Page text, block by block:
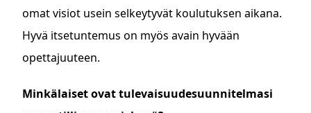
omat visiot usein selkeytyvät koulutuksen aikana.
Hyvä itsetuntemus on myös avain hyvään
opettajuuteen.
Minkälaiset ovat tulevaisuudesuunnitelmasi